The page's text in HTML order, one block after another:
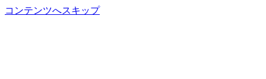
コンテンツへスキップ